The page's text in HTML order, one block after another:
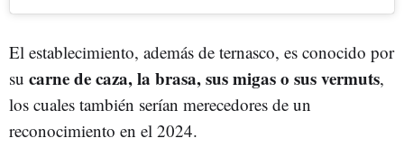
El establecimiento, además de ternasco, es conocido por
su carne de caza, la brasa, sus migas o sus vermuts,
los cuales también serían merecedores de un
reconocimiento en el 2024.